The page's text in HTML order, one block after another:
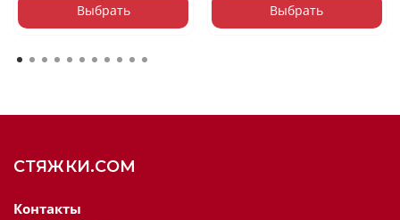
Выбрать Выбрать
СТЯЖКИ.COM
Контакты